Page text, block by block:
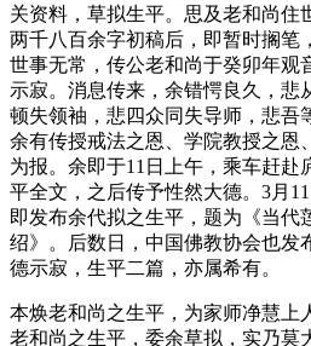
关资料，草拟生平。思及老和尚住
两千八百余字初稿后，即暂时搁笔
世事无常，传公老和尚于癸卯年观
示寂。消息传来，余错愕良久，悲
顿失领袖，悲四众同失导师，悲吾
余有传授戒法之恩、学院教授之恩
为报。余即于11日上午，乘车赶赴
平全文，之后传予性然大德。3月
即发布余代拟之生平，题为《当代
绍》。后数日，中国佛教协会也发
德示寂，生平二篇，亦属希有。
本焕老和尚之生平，为家师净慧上
老和尚之生平，委余草拟，实乃莫